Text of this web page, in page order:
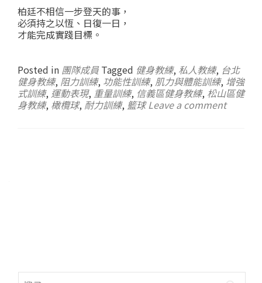
柏廷不相信一步登天的事，
必須持之以恆、日復一日，
才能完成實踐目標。
Posted in 團隊成員 Tagged 健身教練, 私人教練, 台北
健身教練, 阻力訓練, 功能性訓練, 肌力與體能訓練, 增強
式訓練, 運動表現, 重量訓練, 信義區健身教練, 松山區健
身教練, 橄欖球, 耐力訓練, 籃球 Leave a comment